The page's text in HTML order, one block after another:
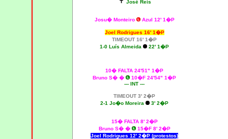
José Reis
Josu� Monteiro Azul 12' 1�P
Joel Rodrigues 16' 1�P
TIMEOUT 16' 1�P
1-0 Luís Almeida 22' 1�P
10� FALTA 24'51" 1�P
Bruno S� �
10�F 24'54" 1�P
--- INT ---
TIMEOUT 3' 2�P
2-1 Jo�o Moreira
3' 2�P
15� FALTA 8' 2�P
Bruno S��
15�F 8' 2�P
Joel Rodrigues 12' 2�P (protestos)